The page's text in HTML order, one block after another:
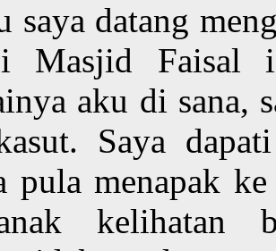
saya datang
Masjid Faisal
aku di sana,
Saya
pula menapak
kelihatan